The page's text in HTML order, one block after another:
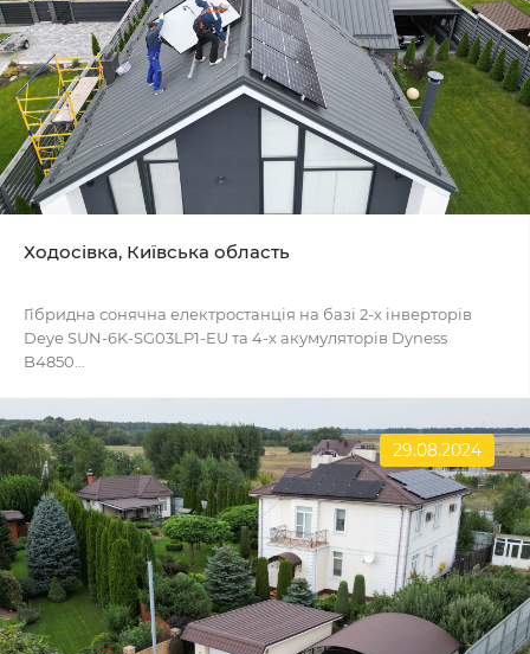
Ходосівка, Київська область
Гібридна сонячна електростанція на базі 2-х інверторів
Deye SUN-6K-SG03LP1-EU та 4-х акумуляторів Dyness
B4850...
29.08.2024